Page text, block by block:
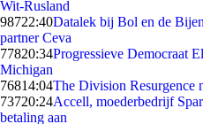
Wit-Rusland
98722:40Datalek bij Bol en de
partner Ceva
77820:34Progressieve Democraat
Michigan
76814:04The Division Resurgence
73720:24Accell, moederbedrijf
betaling aan